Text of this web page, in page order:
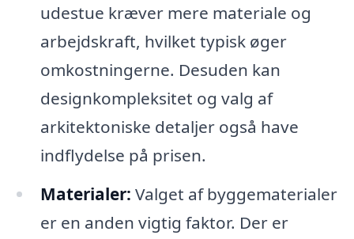
udestue kræver mere materiale og
arbejdskraft, hvilket typisk øger
omkostningerne. Desuden kan
designkompleksitet og valg af
arkitektoniske detaljer også have
indflydelse på prisen.
Materialer: Valget af byggematerialer
er en anden vigtig faktor. Der er